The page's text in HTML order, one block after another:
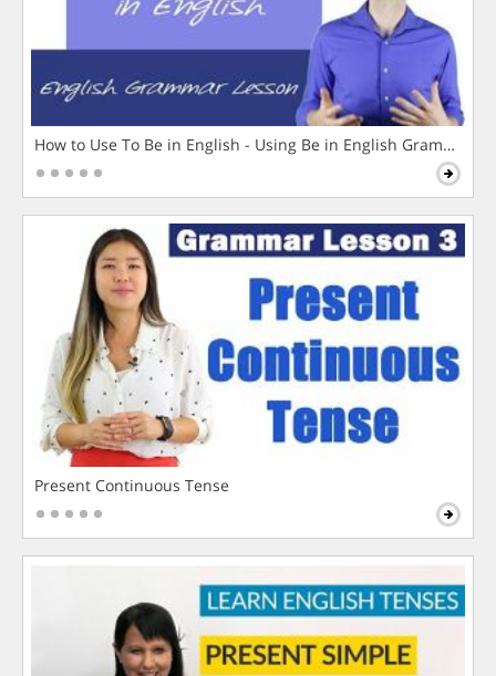
How to Use To Be in English - Using Be in English Grammar
Present Continuous Tense